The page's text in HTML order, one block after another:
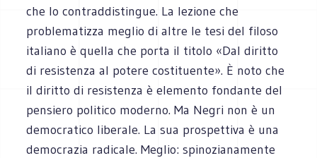
che lo contraddistingue. La lezione che
problematizza meglio di altre le tesi del filoso
italiano è quella che porta il titolo «Dal diritto
di resistenza al potere costituente». È noto che
il diritto di resistenza è elemento fondante del
pensiero politico moderno. Ma Negri non è un
democratico liberale. La sua prospettiva è una
democrazia radicale. Meglio: spinozianamente